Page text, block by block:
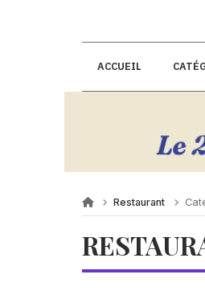
ACCUEIL
Restaurant